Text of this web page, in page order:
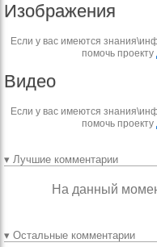
Изображения
Если у вас имеются
помочь проекту
Видео
Если у вас имеются
помочь проекту
▾ Лучшие комментарии
На данный
▾ Остальные комментарии